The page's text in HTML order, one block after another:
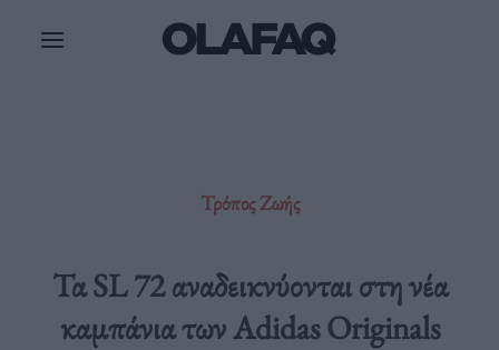
Τρόπος Ζωής
Τα SL 72 αναδεικνύονται στη νέα
καμπάνια των Adidas Originals